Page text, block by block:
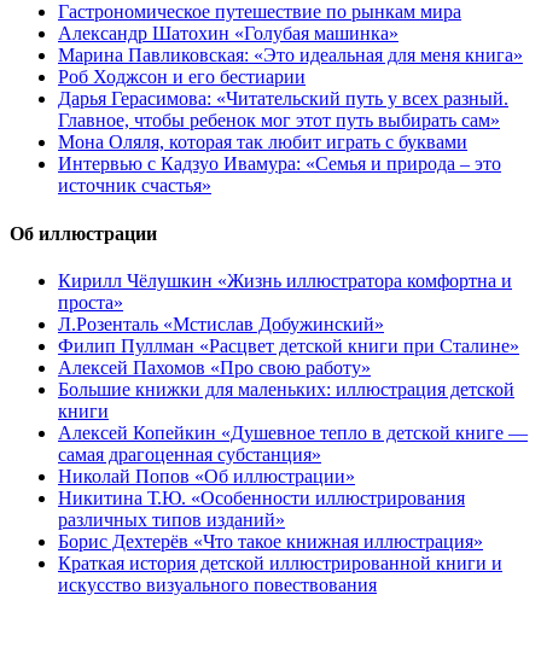
Гастрономическое путешествие по рынкам мира
Александр Шатохин «Голубая машинка»
Марина Павликовская: «Это идеальная для меня книга»
Роб Ходжсон и его бестиарии
Дарья Герасимова: «Читательский путь у всех разный.
Главное, чтобы ребенок мог этот путь выбирать сам»
Мона Оляля, которая так любит играть с буквами
Интервью с Кадзуо Ивамура: «Семья и природа – это
источник счастья»
Об иллюстрации
Кирилл Чёлушкин «Жизнь иллюстратора комфортна и
проста»
Л.Розенталь «Мстислав Добужинский»
Филип Пуллман «Расцвет детской книги при Сталине»
Алексей Пахомов «Про свою работу»
Большие книжки для маленьких: иллюстрация детской
книги
Алексей Копейкин «Душевное тепло в детской книге —
самая драгоценная субстанция»
Николай Попов «Об иллюстрации»
Никитина Т.Ю. «Особенности иллюстрирования
различных типов изданий»
Борис Дехтерёв «Что такое книжная иллюстрация»
Краткая история детской иллюстрированной книги и
искусство визуального повествования